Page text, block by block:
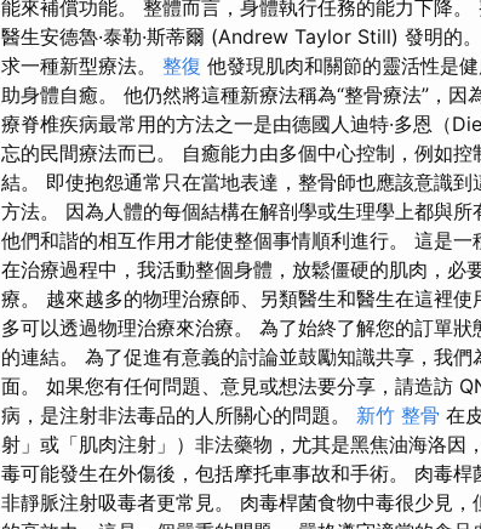
能來補償功能。 整體而言，身體執行任務的能力下降
醫生安德魯·泰勒·斯蒂爾 (Andrew Taylor Still) 發明的
求一種新型療法。 整復 他發現肌肉和關節的靈活性是
助身體自癒。 他仍然將這種新療法稱為“整骨療法”，
療脊椎疾病最常用的方法之一是由德國人迪特·多恩（
忘的民間療法而已。 自癒能力由多個中心控制，例如
結。 即使抱怨通常只在當地表達，整骨師也應該意識
方法。 因為人體的每個結構在解剖學或生理學上都與所
他們和諧的相互作用才能使整個事情順利進行。 這是一
在治療過程中，我活動整個身體，放鬆僵硬的肌肉，必
療。 越來越多的物理治療師、另類醫生和醫生在這裡使
多可以透過物理治療來治療。 為了始終了解您的訂單
的連結。 為了促進有意義的討論並鼓勵知識共享，我
面。 如果您有任何問題、意見或想法要分享，請造訪
病，是注射非法毒品的人所關心的問題。 新竹 整骨 在
射」或「肌肉注射」）非法藥物，尤其是黑焦油海洛因
毒可能發生在外傷後，包括摩托車事故和手術。 肉毒
非靜脈注射吸毒者更常見。 肉毒桿菌食物中毒很少見